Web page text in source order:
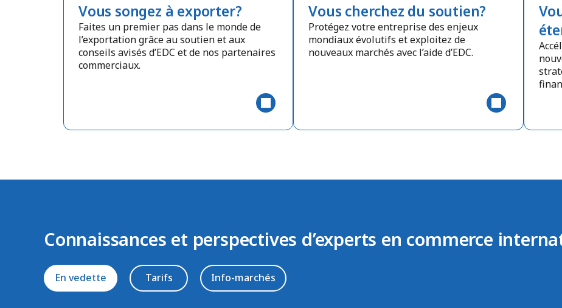
Vous songez à exporter?
Faites un premier pas dans le monde de
l’exportation grâce au soutien et aux
conseils avisés d’EDC et de nos partenaires
commerciaux.
Vous cherchez du soutien?
Protégez votre entreprise des enjeux
mondiaux évolutifs et exploitez de
nouveaux marchés avec l’aide d’EDC.
Connaissances et perspectives d’experts en commerce
En vedette Tarifs Info-marchés